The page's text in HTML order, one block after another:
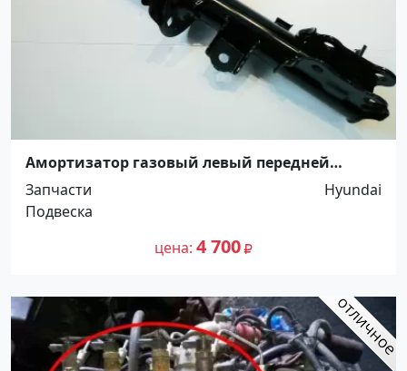
Амортизатор газовый левый передней
подвески Hyundai Solaris IV 10- Краснодар
Запчасти
Hyundai
Подвеска
цена 4 700